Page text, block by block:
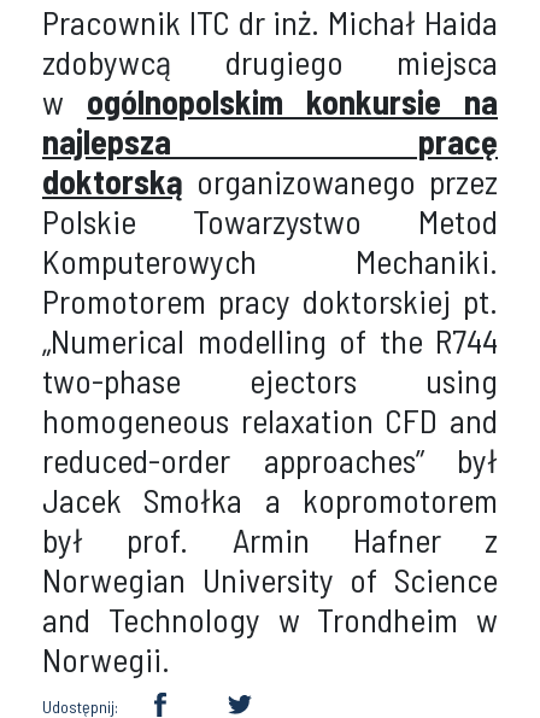
Pracownik ITC dr inż. Michał Haida
zdobywcą drugiego miejsca
w ogólnopolskim konkursie na
najlepsza pracę
doktorską organizowanego przez
Polskie Towarzystwo Metod
Komputerowych Mechaniki.
Promotorem pracy doktorskiej pt.
„Numerical modelling of the R744
two-phase ejectors using
homogeneous relaxation CFD and
reduced-order approaches” był
Jacek Smołka a kopromotorem
był prof. Armin Hafner z
Norwegian University of Science
and Technology w Trondheim w
Norwegii.
Udostępnij: